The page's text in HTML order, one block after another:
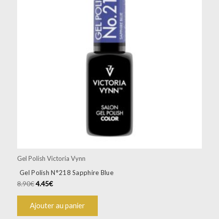
Gel Polish Victoria Vynn
Gel Polish N°218 Sapphire Blue
8.90€4.45€
Ajouter au panier